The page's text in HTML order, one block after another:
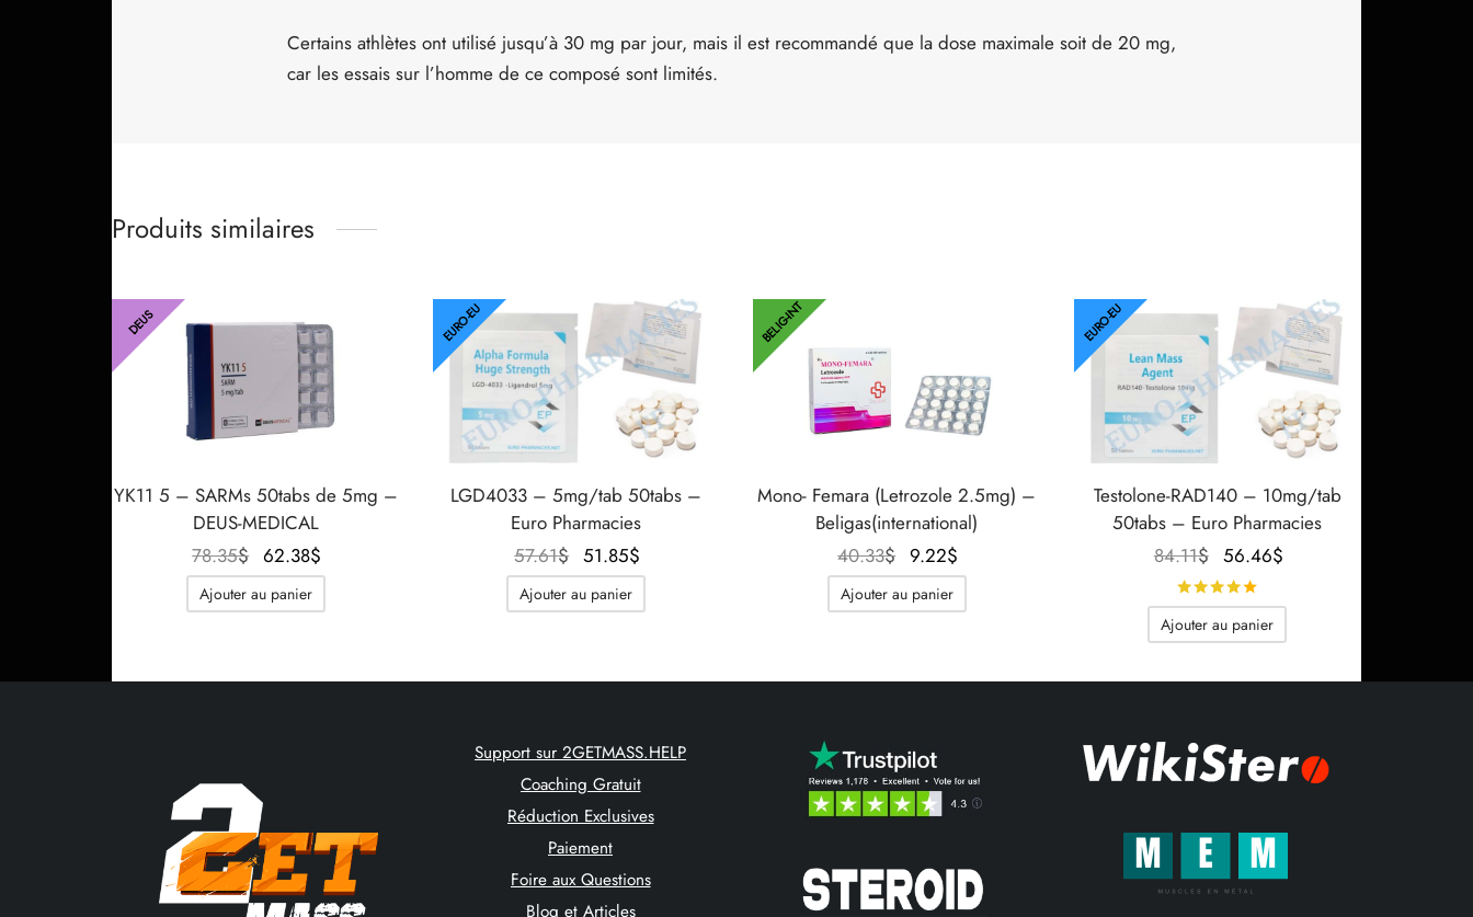
Certains athlètes ont utilisé jusqu’à 30 mg par jour, mais il est recommandé que la dose maximale soit de 20 mg,
car les essais sur l’homme de ce composé sont limités.
Produits similaires
DEUS
YK11 5 – SARMs 50tabs de 5mg –
DEUS-MEDICAL
78.35$ Le prix
initial
était :
62.38$
Ajouter au panier
EURO-EU
LGD4033 – 5mg/tab 50tabs –
Euro Pharmacies
57.61$ Le prix
initial
était :
51.85$
Ajouter au panier
BELIG-INT
Mono- Femara (Letrozole 2.5mg) –
Beligas(international)
40.33$ Le prix
initial
était :
9.22$
actuel
Ajouter au panier
EURO-EU
Testolone-RAD140 – 10mg/tab
50tabs – Euro Pharmacies
84.11$ Le prix
initial
était :
84.11$.
56.46$
56.46$.
Ajouter au panier
Support sur 2GETMASS.HELP
Coaching Gratuit
Réduction Exclusives
Paiement
Foire aux Questions
Blog et Articles